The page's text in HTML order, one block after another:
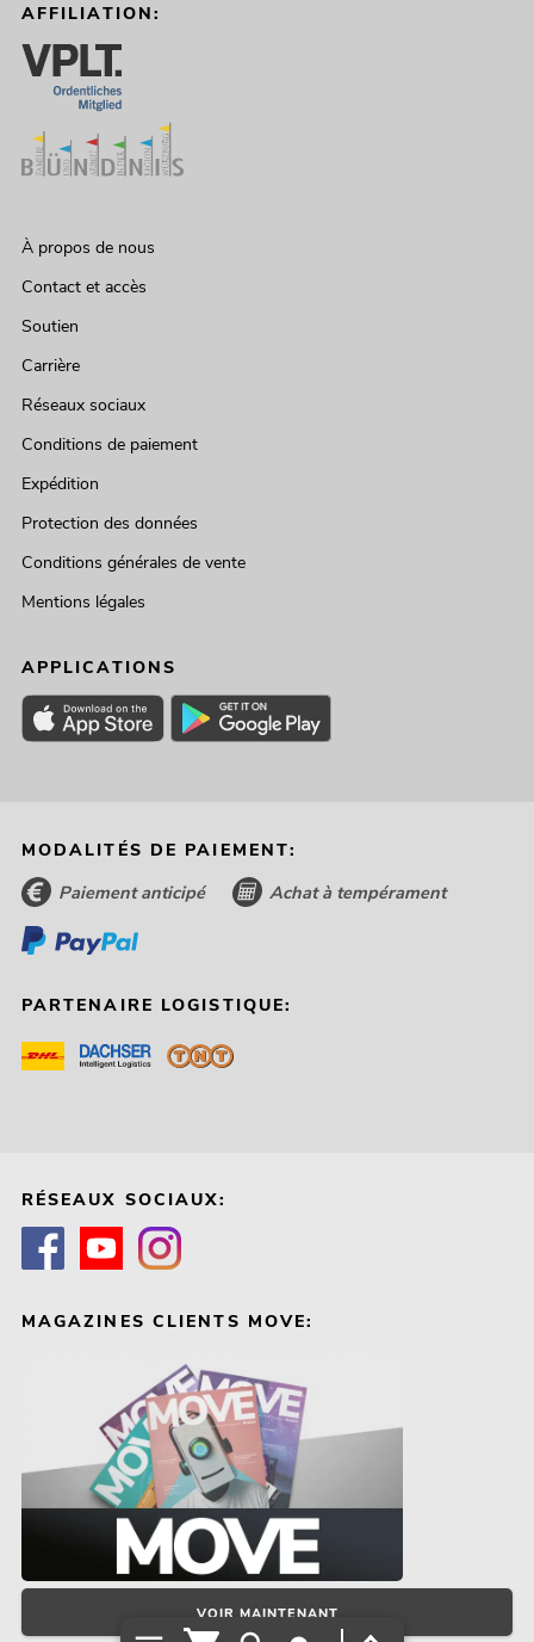
AFFILIATION:
À propos de nous
Contact et accès
Soutien
Carrière
Réseaux sociaux
Conditions de paiement
Expédition
Protection des données
Conditions générales de vente
Mentions légales
APPLICATIONS
MODALITÉS DE PAIEMENT:
Paiement anticipé Achat à tempérament
PARTENAIRE LOGISTIQUE:
RÉSEAUX SOCIAUX:
MAGAZINES CLIENTS MOVE:
VOIR MAINTENANT